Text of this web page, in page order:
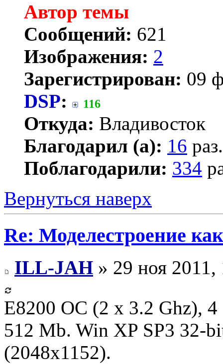
Автор темы
Сообщений: 621
Изображения: 2
Зарегистрирован: 09
DSP: 116
Откуда: Владивосток
Благодарил (а): 16 раз.
Поблагодарили: 334
Вернуться наверх
Re: Моделестроение
ILL-JAH » 29 ноя 2011,
E8200 OC (2 x 3.2 Ghz),
512 Mb. Win XP SP3 32-
(2048x1152).